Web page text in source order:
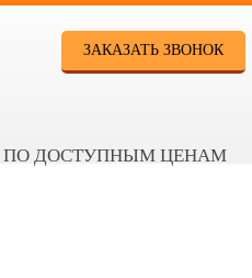
ЗАКАЗАТЬ ЗВОНОК
ПО ДОСТУПНЫМ ЦЕНАМ